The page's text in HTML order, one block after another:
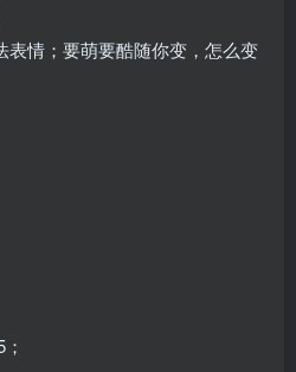
表情；要萌要酷随你变，怎么变